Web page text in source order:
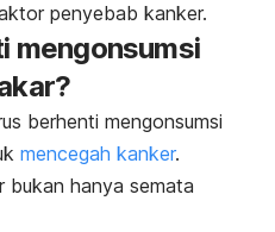
penyebab kanker.
mengonsumsi
berhenti mengonsumsi
mencegah kanker.
bukan hanya semata